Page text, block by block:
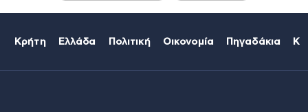
Κρήτη Ελλάδα Πολιτική Οικονομία Πηγαδάκια